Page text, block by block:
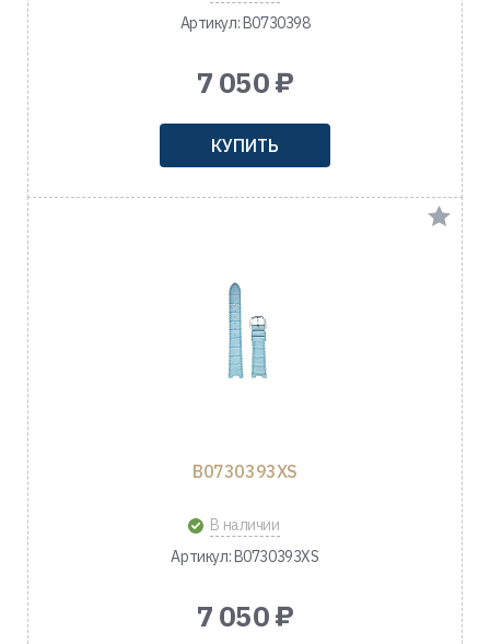
Артикул: B0730398
7 050 ₽
КУПИТЬ
B0730393XS
В наличии
Артикул: B0730393XS
7 050 ₽